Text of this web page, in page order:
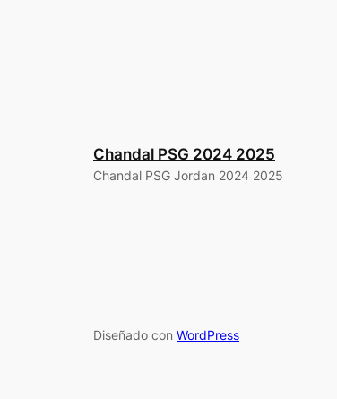
Chandal PSG 2024 2025
Chandal PSG Jordan 2024 2025
Diseñado con WordPress